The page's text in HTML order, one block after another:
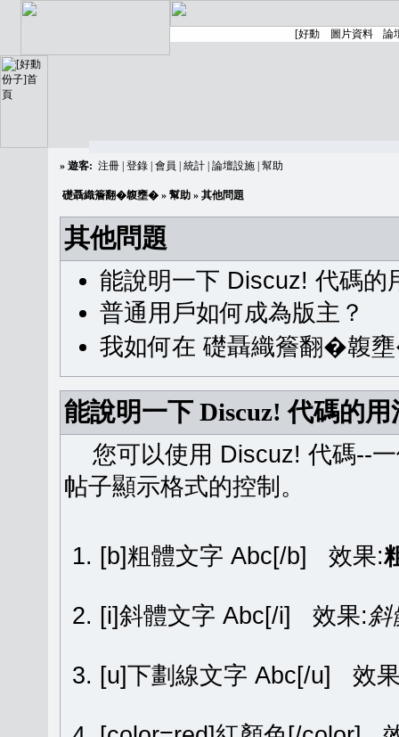
» 遊客: 注冊 登錄 會員 統計 論壇設施 幫助
礎聶織簷翻�䪖壅� » 幫助 » 其他問題
其他問題
能說明一下 Discuz! 代碼的
普通用戶如何成為版主？
我如何在 礎聶織簷翻�䪖
能說明一下 Discuz! 代碼的用
您可以使用 Discuz! 代碼--一
帖子顯示格式的控制。
[b]粗體文字 Abc[/b] 效果:
[i]斜體文字 Abc[/i] 效果:斜
[u]下劃線文字 Abc[/u] 效